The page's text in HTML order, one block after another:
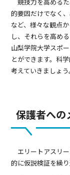
的要因だけでなく
など、様々な観点
し、それらを高め
山梨学院大学スポ
とができます。科
考えていきましょう。
保護者への
エリートアスリ
的に仮説検証を繰